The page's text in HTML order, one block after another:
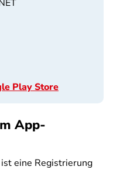
Play Store
App-
ist eine Registrierung